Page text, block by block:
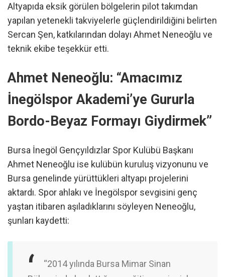
Altyapıda eksik görülen bölgelerin pilot takımdan
yapılan yetenekli takviyelerle güçlendirildiğini belirten
Sercan Şen, katkılarından dolayı Ahmet Neneoğlu ve
teknik ekibe teşekkür etti.
Ahmet Neneoğlu: “Amacımız
İnegölspor Akademi’ye Gururla
Bordo-Beyaz Formayı Giydirmek”
Bursa İnegöl Gençyıldızlar Spor Kulübü Başkanı
Ahmet Neneoğlu ise kulübün kuruluş vizyonunu ve
Bursa genelinde yürüttükleri altyapı projelerini
aktardı. Spor ahlakı ve İnegölspor sevgisini genç
yaştan itibaren aşıladıklarını söyleyen Neneoğlu,
şunları kaydetti:
“2014 yılında Bursa Mimar Sinan